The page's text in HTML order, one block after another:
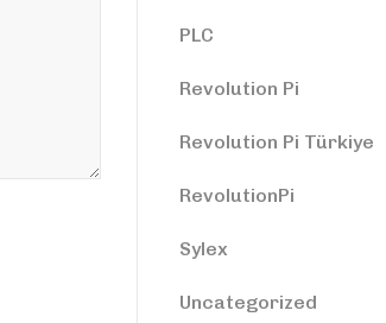
PLC
Revolution Pi
Revolution Pi Türkiye
RevolutionPi
Sylex
Uncategorized